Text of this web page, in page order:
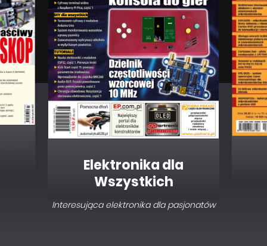
Elektronika dla
Wszystkich
Interesująca elektronika dla pasjonatów